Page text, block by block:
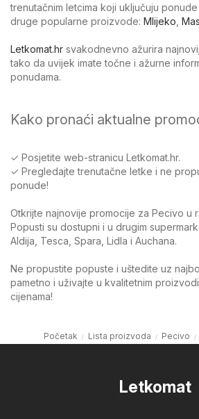
trenutačnim letcima koji uključuju
druge popularne proizvode: Mlijeko
Letkomat.hr svakodnevno ažurira
tako da uvijek imate točne i ažurne
ponudama.
Kako pronaći aktualne
✓ Posjetite web-stranicu Letkomat.hr.
✓ Pregledajte trenutačne letke i ne
ponude!
Otkrijte najnovije promocije za Pecivo u
Popusti su dostupni i u drugim
Aldija, Tesca, Spara, Lidla i Auchana.
Ne propustite popuste i uštedite uz
pametno i uživajte u kvalitetnim
cijenama!
Početak Lista proizvoda Pecivo
Letkomat